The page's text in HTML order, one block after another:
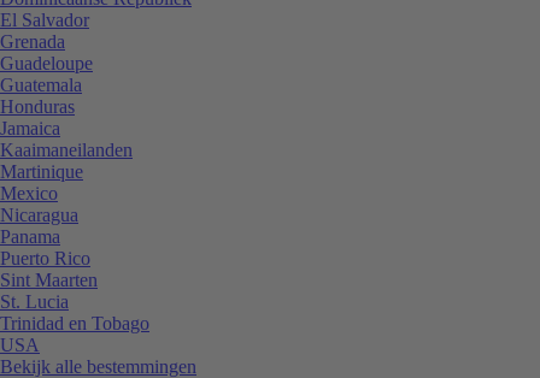
El Salvador
Grenada
Guadeloupe
Guatemala
Honduras
Jamaica
Kaaimaneilanden
Martinique
Mexico
Nicaragua
Panama
Puerto Rico
Sint Maarten
St. Lucia
Trinidad en Tobago
USA
Bekijk alle bestemmingen